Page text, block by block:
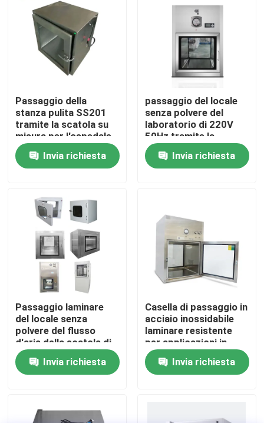
Prodotti
Circa noi
Controllo di qualità
Contattici
Notizie
Casi
Stanza pulita modulare
Passaggio della
stanza pulita SS201
tramite la scatola su
misura per l'ospedale
del laboratorio
Invia richiesta
passaggio del locale
senza polvere del
laboratorio di 220V
50Hz tramite la
scatola
660*500*580mm
laminari
Invia richiesta
Passaggio laminare
del locale senza
polvere del flusso
d'aria della scatola di
passaggio di acciaio
inossidabile SUS201
GMP tramite la
Invia richiesta
Casella di passaggio in
acciaio inossidabile
laminare resistente
per applicazioni in
camera bianca
Invia richiesta